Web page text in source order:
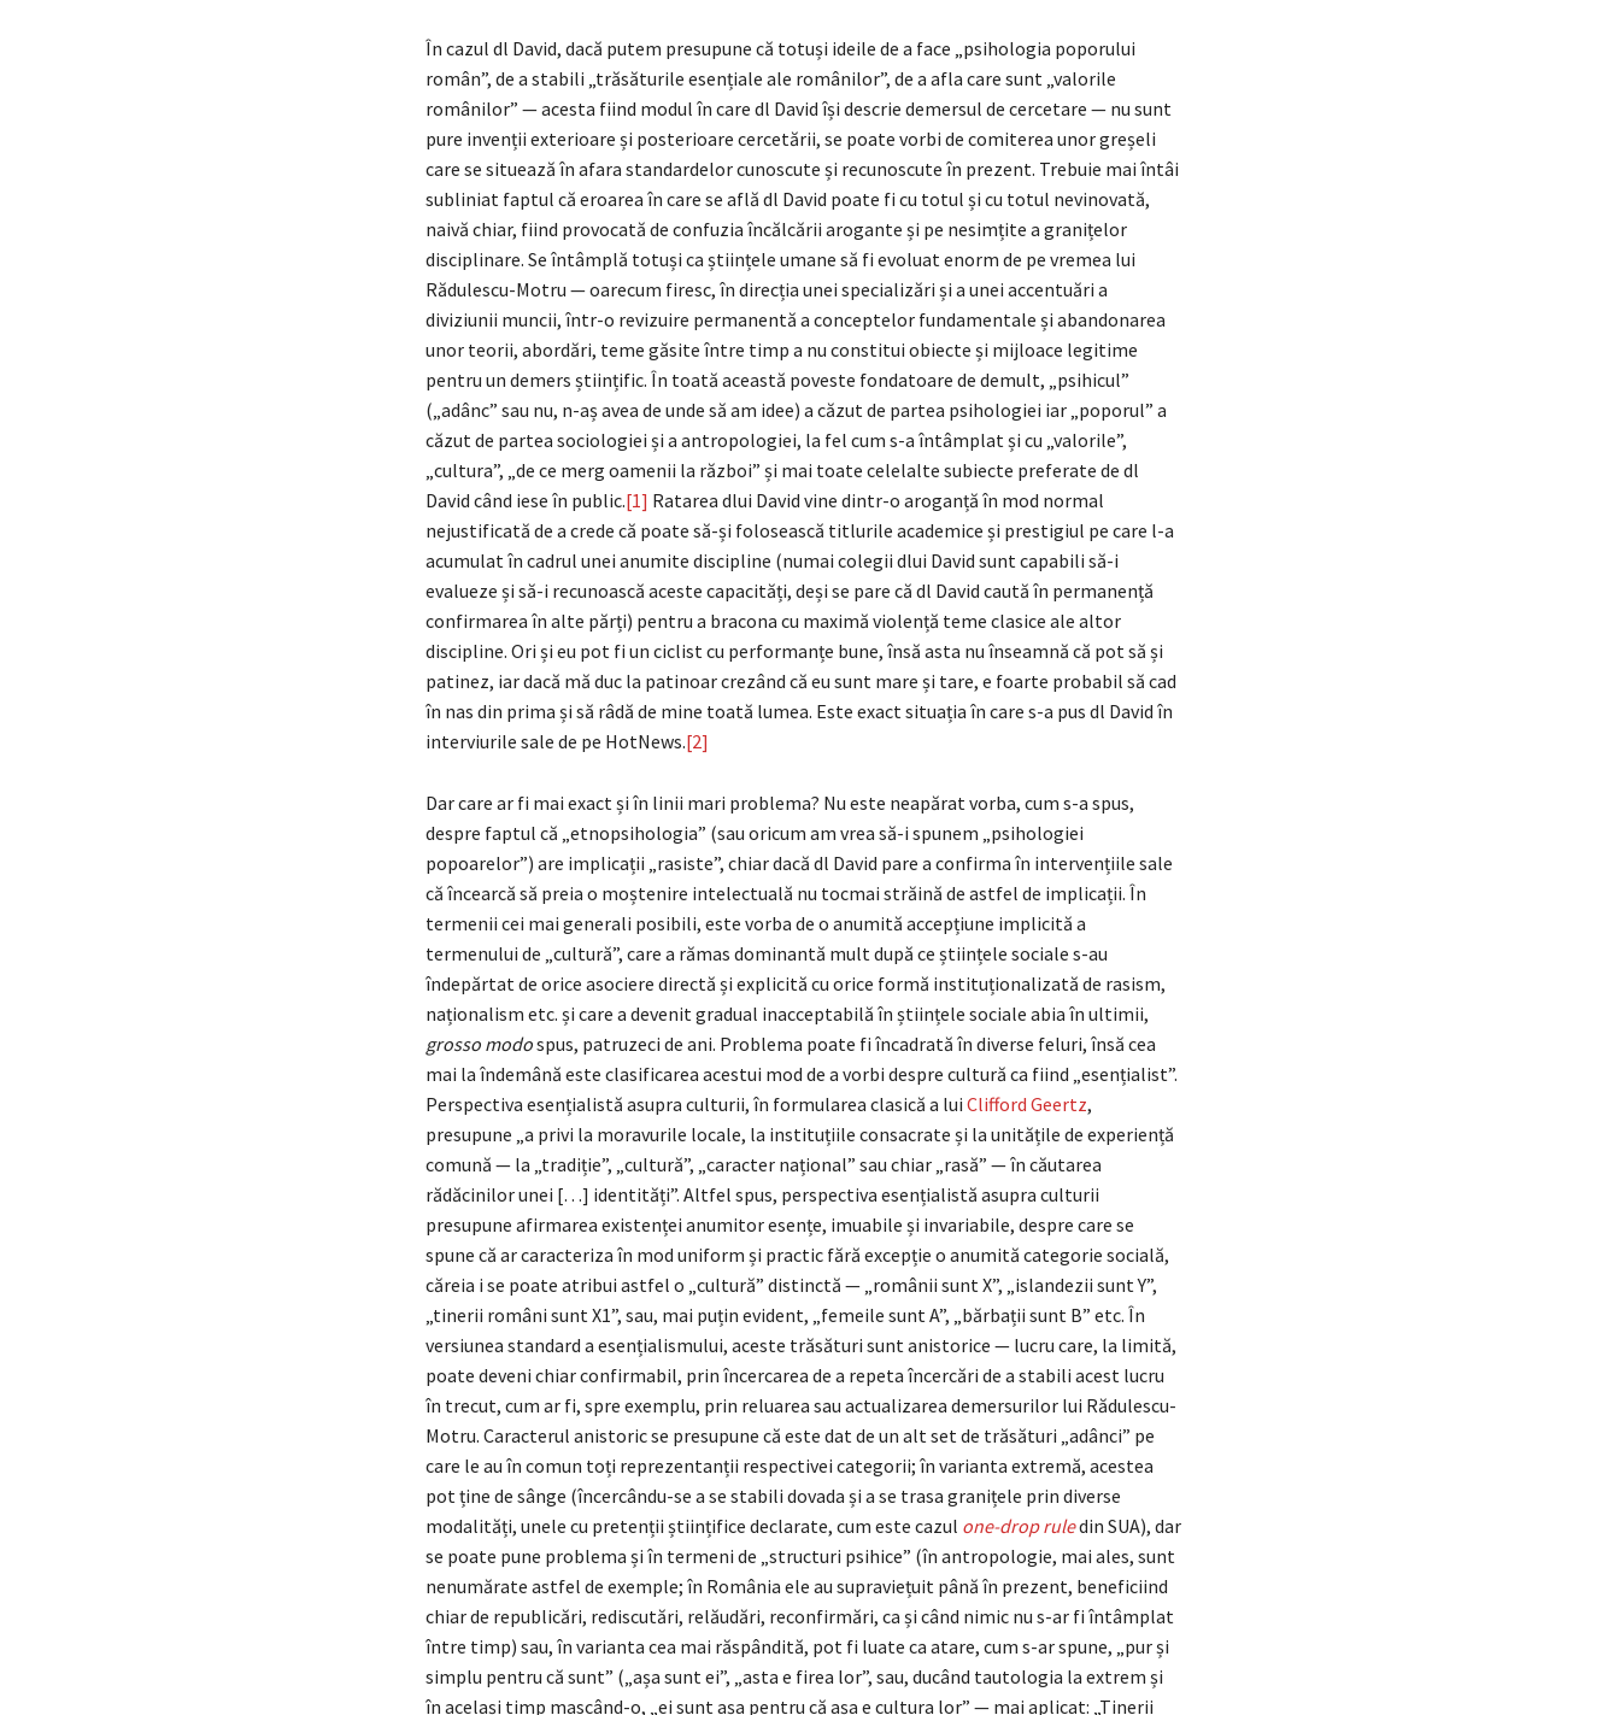
În cazul dl David, dacă putem presupune că totuși ideile de a face „psihologia poporului
român”, de a stabili „trăsăturile esențiale ale românilor”, de a afla care sunt „valorile
românilor” — acesta fiind modul în care dl David își descrie demersul de cercetare — nu sunt
pure invenții exterioare și posterioare cercetării, se poate vorbi de comiterea unor greșeli
care se situează în afara standardelor cunoscute și recunoscute în prezent. Trebuie mai întâi
subliniat faptul că eroarea în care se află dl David poate fi cu totul și cu totul nevinovată,
naivă chiar, fiind provocată de confuzia încălcării arogante și pe nesimțite a granițelor
disciplinare. Se întâmplă totuși ca științele umane să fi evoluat enorm de pe vremea lui
Rădulescu-Motru — oarecum firesc, în direcția unei specializări și a unei accentuări a
diviziunii muncii, într-o revizuire permanentă a conceptelor fundamentale și abandonarea
unor teorii, abordări, teme găsite între timp a nu constitui obiecte și mijloace legitime
pentru un demers științific. În toată această poveste fondatoare de demult, „psihicul”
(„adânc” sau nu, n-aș avea de unde să am idee) a căzut de partea psihologiei iar „poporul” a
căzut de partea sociologiei și a antropologiei, la fel cum s-a întâmplat și cu „valorile”,
„cultura”, „de ce merg oamenii la război” și mai toate celelalte subiecte preferate de dl
David când iese în public.[1] Ratarea dlui David vine dintr-o aroganță în mod normal
nejustificată de a crede că poate să-și folosească titlurile academice și prestigiul pe care l-a
acumulat în cadrul unei anumite discipline (numai colegii dlui David sunt capabili să-i
evalueze și să-i recunoască aceste capacități, deși se pare că dl David caută în permanență
confirmarea în alte părți) pentru a bracona cu maximă violență teme clasice ale altor
discipline. Ori și eu pot fi un ciclist cu performanțe bune, însă asta nu înseamnă că pot să și
patinez, iar dacă mă duc la patinoar crezând că eu sunt mare și tare, e foarte probabil să cad
în nas din prima și să râdă de mine toată lumea. Este exact situația în care s-a pus dl David în
interviurile sale de pe HotNews.[2]
Dar care ar fi mai exact și în linii mari problema? Nu este neapărat vorba, cum s-a spus,
despre faptul că „etnopsihologia” (sau oricum am vrea să-i spunem „psihologiei
popoarelor”) are implicații „rasiste”, chiar dacă dl David pare a confirma în intervențiile sale
că încearcă să preia o moștenire intelectuală nu tocmai străină de astfel de implicații. În
termenii cei mai generali posibili, este vorba de o anumită accepțiune implicită a
termenului de „cultură”, care a rămas dominantă mult după ce științele sociale s-au
îndepărtat de orice asociere directă și explicită cu orice formă instituționalizată de rasism,
naționalism etc. și care a devenit gradual inacceptabilă în științele sociale abia în ultimii,
grosso modospus, patruzeci de ani. Problema poate fi încadrată în diverse feluri, însă cea
mai la îndemână este clasificarea acestui mod de a vorbi despre cultură ca fiind „esențialist”.
Perspectiva esențialistă asupra culturii, în formularea clasică a lui Clifford Geertz,
presupune „a privi la moravurile locale, la instituțiile consacrate și la unitățile de experiență
comună — la „tradiție”, „cultură”, „caracter național” sau chiar „rasă” — în căutarea
rădăcinilor unei […] identități”. Altfel spus, perspectiva esențialistă asupra culturii
presupune afirmarea existenței anumitor esențe, imuabile și invariabile, despre care se
spune că ar caracteriza în mod uniform și practic fără excepție o anumită categorie socială,
căreia i se poate atribui astfel o „cultură” distinctă — „românii sunt X”, „islandezii sunt Y”,
„tinerii români sunt X1”, sau, mai puțin evident, „femeile sunt A”, „bărbații sunt B” etc. În
versiunea standard a esențialismului, aceste trăsături sunt anistorice — lucru care, la limită,
poate deveni chiar confirmabil, prin încercarea de a repeta încercări de a stabili acest lucru
în trecut, cum ar fi, spre exemplu, prin reluarea sau actualizarea demersurilor lui Rădulescu-
Motru. Caracterul anistoric se presupune că este dat de un alt set de trăsături „adânci” pe
care le au în comun toți reprezentanții respectivei categorii; în varianta extremă, acestea
pot ține de sânge (încercându-se a se stabili dovada și a se trasa granițele prin diverse
modalități, unele cu pretenții științifice declarate, cum este cazul one-drop ruledin SUA), dar
se poate pune problema și în termeni de „structuri psihice” (în antropologie, mai ales, sunt
nenumărate astfel de exemple; în România ele au supraviețuit până în prezent, beneficiind
chiar de republicări, rediscutări, relăudări, reconfirmări, ca și când nimic nu s-ar fi întâmplat
între timp) sau, în varianta cea mai răspândită, pot fi luate ca atare, cum s-ar spune, „pur și
simplu pentru că sunt” („așa sunt ei”, „asta e firea lor”, sau, ducând tautologia la extrem și
în același timp mascând-o, „ei sunt așa pentru că așa e cultura lor” — mai aplicat: „Tinerii